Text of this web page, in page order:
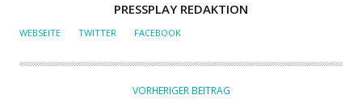
U
O
PRESSPLAY REDAKTION
WEBSEITE TWITTER FACEBOOK
VORHERIGER BEITRAG